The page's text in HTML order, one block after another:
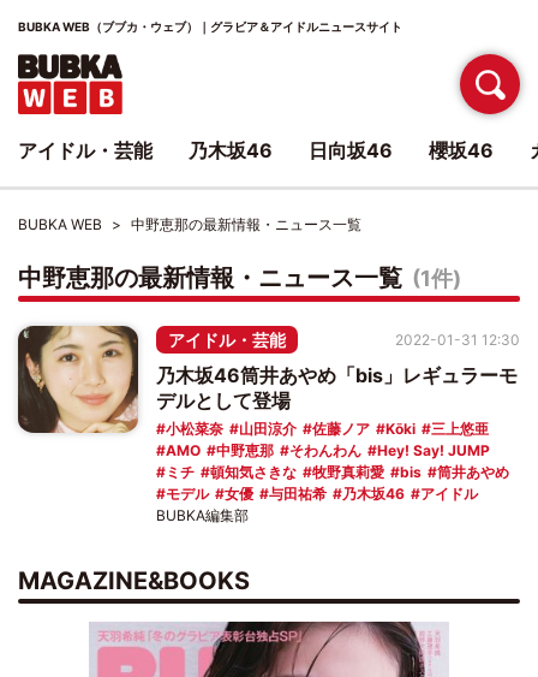
BUBKA WEB（ブブカ・ウェブ）｜グラビア＆アイドルニュースサイト
BUBKA WEB 中野恵那の最新情報・ニュース一覧
中野恵那の最新情報・ニュース一覧 (1件)
アイドル・芸能
乃木坂46筒井あやめ「bis」レギュラーモ
デルとして登場
小松菜奈 山田涼介 佐藤ノア Kōki
三上悠亜
AMO
中野恵那 そわんわん
Hey! Say! JUMP
ミチ
頓知気さきな 牧野真莉愛 bis
筒井あやめ
モデル
女優 与田祐希 乃木坂46 アイドル
2022-01-31 12:30
BUBKA編集部
MAGAZINE&BOOKS
アイドル・芸能 乃木坂46 日向坂46 櫻坂46